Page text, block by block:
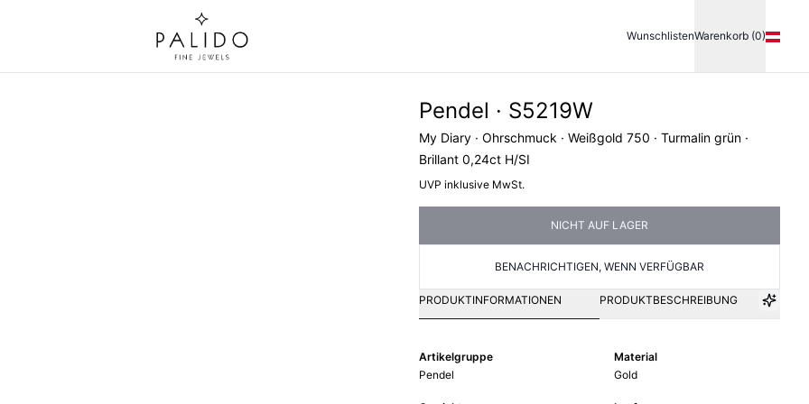
WunschlistenWarenkorb (0)
Pendel · S5219W
My Diary · Ohrschmuck · Weißgold 750 · Turmalin grün ·
Brillant 0,24ct H/SI
UVP inklusive MwSt.
NICHT AUF LAGER
BENACHRICHTIGEN, WENN VERFÜGBAR
PRODUKTINFORMATIONEN PRODUKTBESCHREIBUNG
Artikelgruppe
Pendel
Material
Gold